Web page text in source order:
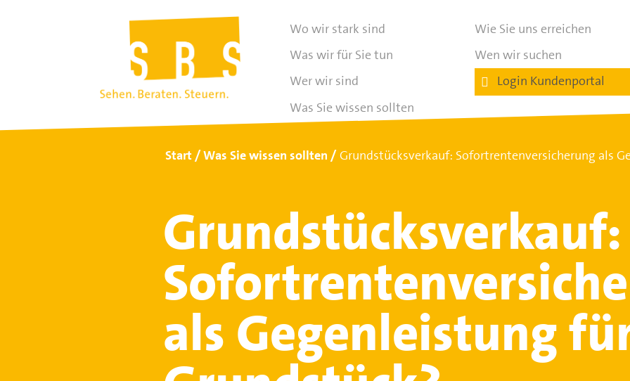
Wo wir stark sind
Was wir für Sie tun
Wer wir sind
Was Sie wissen sollten
Wie Sie uns erreichen
Wen wir suchen
Login Kundenportal
Start Was Sie wissen sollten Grundstücksverkauf: Sofortrentenversicherung als
Grundstücksverkauf:
als Gegenleistung